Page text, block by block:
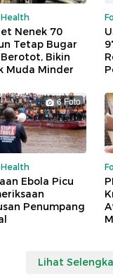
Nenek 70
Tetap Bugar
Bikin
Muda Minder
6 Foto
Ebola Picu
Penumpang
Lihat